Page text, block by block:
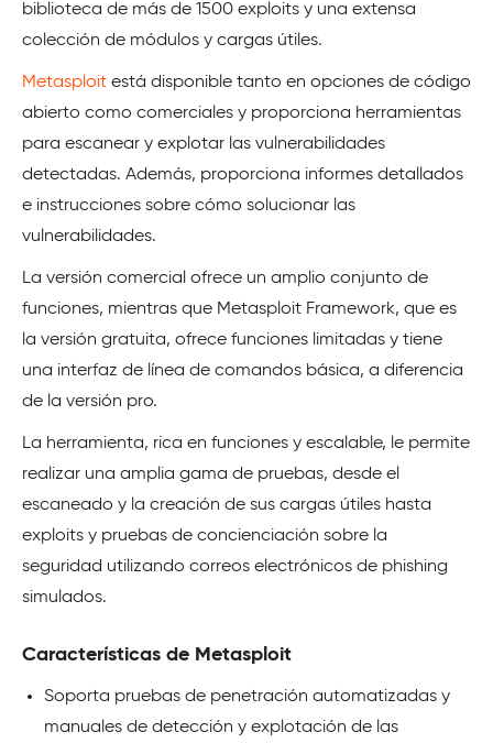
biblioteca de más de 1500 exploits y una extensa
colección de módulos y cargas útiles.
Metasploit está disponible tanto en opciones de código
abierto como comerciales y proporciona herramientas
para escanear y explotar las vulnerabilidades
detectadas. Además, proporciona informes detallados
e instrucciones sobre cómo solucionar las
vulnerabilidades.
La versión comercial ofrece un amplio conjunto de
funciones, mientras que Metasploit Framework, que es
la versión gratuita, ofrece funciones limitadas y tiene
una interfaz de línea de comandos básica, a diferencia
de la versión pro.
La herramienta, rica en funciones y escalable, le permite
realizar una amplia gama de pruebas, desde el
escaneado y la creación de sus cargas útiles hasta
exploits y pruebas de concienciación sobre la
seguridad utilizando correos electrónicos de phishing
simulados.
Características de Metasploit
Soporta pruebas de penetración automatizadas y
manuales de detección y explotación de las